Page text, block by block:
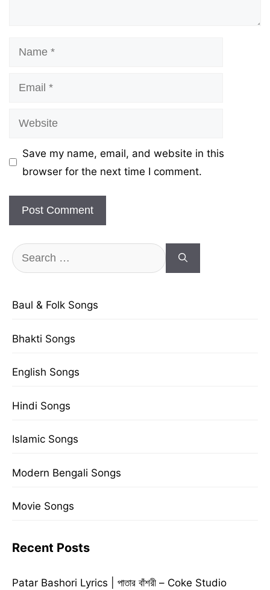
Name
Email
Website
Save my name, email, and website in this
browser for the next time I comment.
Search
for:
Baul & Folk Songs
Bhakti Songs
English Songs
Hindi Songs
Islamic Songs
Modern Bengali Songs
Movie Songs
Recent Posts
Patar Bashori Lyrics | পাতার বাঁশরী – Coke Studio